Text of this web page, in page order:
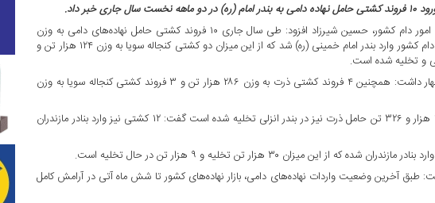
داد.
به گزارش منشور اقتصاد، از شرکت پشتیبانی امور دام کشور، حسین شیرزاد افزود: طی سال جاری ۱۰ فروند کشتی حامل نهاده‌های دامی به وزن
۶۷۵ هزار تن متعلق به شرکت پشتیبانی امور دام کشور وارد بندر امام خمینی (ره) شد که از این میزان دو کشتی کنجاله سویا به وزن ۱۲۴ هزار تن و
مدیرعامل شرکت پشتیبانی امور دام کشور اظهار داشت: همچنین ۴ فروند کشتی ذرت به وزن ۲۸۶ هزار تن و ۳ فروند کشتی کنجاله سویا به وزن
وی با اشاره به اینکه پنج کشتی به مجموع ۱۹ هزار و ۳۲۶ تن حامل ذرت نیز در بندر انزلی تخلیه شده است گفت: ۱۲ کشتی نیز وارد بنادر مازندران
طبق آخرین وضعیت واردات نهاده‌های دامی، بازار نهاده‌های کشور تا شش ماه آتی در آرامش کامل